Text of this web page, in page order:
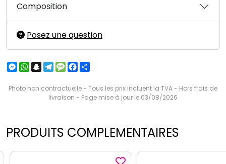
Composition
Posez une question
Messenger
WhatsApp
Snapchat
Telegram
MessageFacebook
Photo non contractuelle - Tous les prix incluent la TVA - Hors frais de
livraison - Page mise à jour le 03/08/2026
PRODUITS COMPLEMENTAIRES